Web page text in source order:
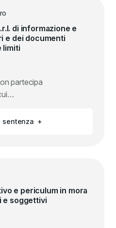
di informazione e
e dei documenti
limiti
partecipa
sentenza +
e periculum in mora
e soggettivi